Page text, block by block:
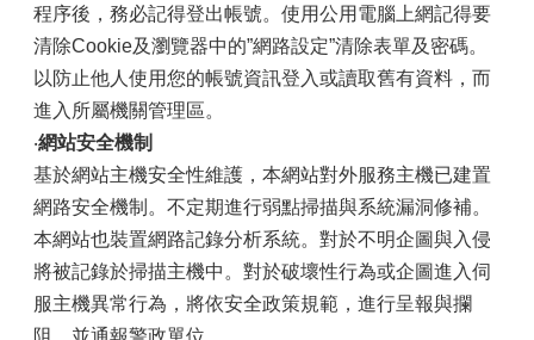
程序後，務必記得登出帳號。使用公用電腦上網記得要
清除Cookie及瀏覽器中的”網路設定”清除表單及密碼。
以防止他人使用您的帳號資訊登入或讀取舊有資料，而
進入所屬機關管理區。
‧網站安全機制
基於網站主機安全性維護，本網站對外服務主機已建置
網路安全機制。不定期進行弱點掃描與系統漏洞修補。
本網站也裝置網路記錄分析系統。對於不明企圖與入侵
將被記錄於掃描主機中。對於破壞性行為或企圖進入伺
服主機異常行為，將依安全政策規範，進行呈報與攔
阻，並通報警政單位。